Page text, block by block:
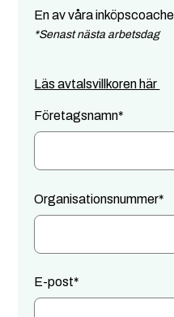
En av våra
*Senast nästa arbetsdag
Läs avtalsvillkoren här
Företagsnamn*
Organisationsnummer*
E-post*